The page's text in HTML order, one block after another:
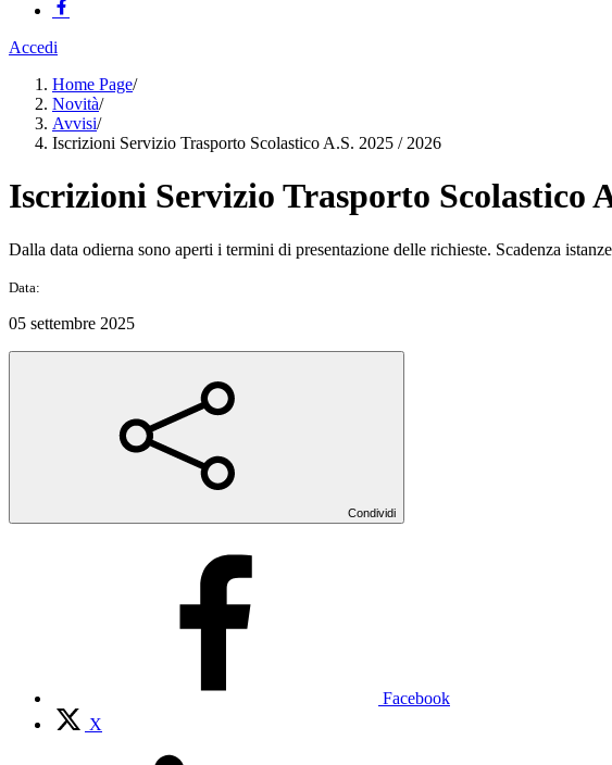
Accedi
Home Page/
Novità/
Avvisi/
Iscrizioni Servizio Trasporto Scolastico A.S. 2025 / 2026
Iscrizioni Servizio Trasporto Scolastico
Dalla data odierna sono aperti i termini di presentazione delle richieste. Scadenza
Data:
05 settembre 2025
Condividi
Facebook
X